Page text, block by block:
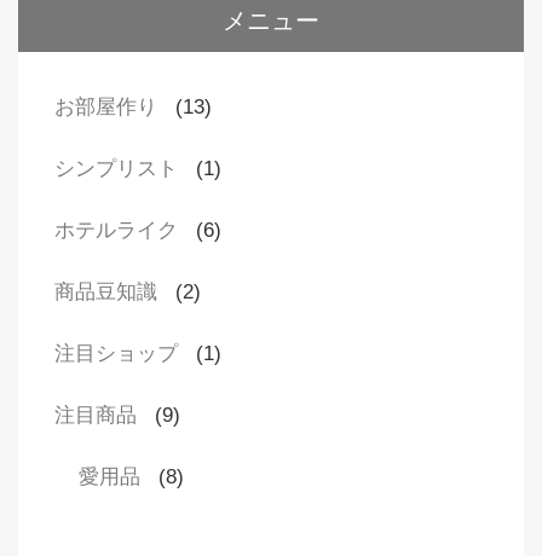
メニュー
お部屋作り (13)
シンプリスト (1)
ホテルライク (6)
商品豆知識 (2)
注目ショップ (1)
注目商品 (9)
愛用品 (8)